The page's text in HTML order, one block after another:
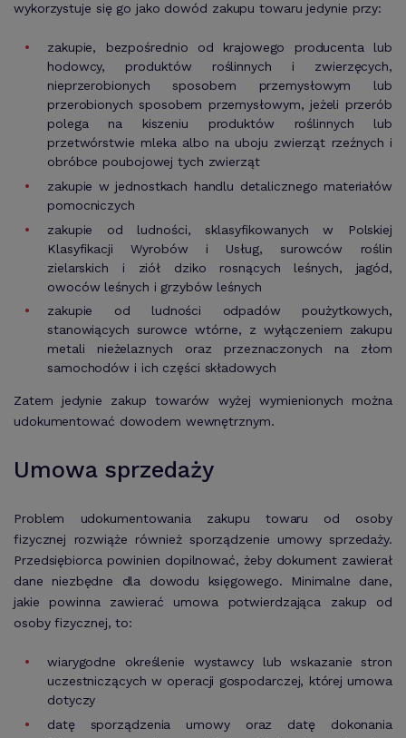
wykorzystuje się go jako dowód zakupu towaru jedynie przy:
zakupie, bezpośrednio od krajowego producenta lub
hodowcy, produktów roślinnych i zwierzęcych,
nieprzerobionych sposobem przemysłowym lub
przerobionych sposobem przemysłowym, jeżeli przerób
polega na kiszeniu produktów roślinnych lub
przetwórstwie mleka albo na uboju zwierząt rzeźnych i
obróbce poubojowej tych zwierząt
zakupie w jednostkach handlu detalicznego materiałów
pomocniczych
zakupie od ludności, sklasyfikowanych w Polskiej
Klasyfikacji Wyrobów i Usług, surowców roślin
zielarskich i ziół dziko rosnących leśnych, jagód,
owoców leśnych i grzybów leśnych
zakupie od ludności odpadów poużytkowych,
stanowiących surowce wtórne, z wyłączeniem zakupu
metali nieżelaznych oraz przeznaczonych na złom
samochodów i ich części składowych
Zatem jedynie zakup towarów wyżej wymienionych można
udokumentować dowodem wewnętrznym.
Umowa sprzedaży
Problem udokumentowania zakupu towaru od osoby
fizycznej rozwiąże również sporządzenie umowy sprzedaży.
Przedsiębiorca powinien dopilnować, żeby dokument zawierał
dane niezbędne dla dowodu księgowego. Minimalne dane,
jakie powinna zawierać umowa potwierdzająca zakup od
osoby fizycznej, to:
wiarygodne określenie wystawcy lub wskazanie stron
uczestniczących w operacji gospodarczej, której umowa
dotyczy
datę sporządzenia umowy oraz datę dokonania